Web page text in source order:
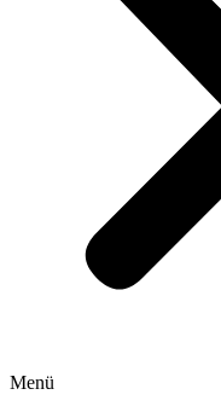
Menü